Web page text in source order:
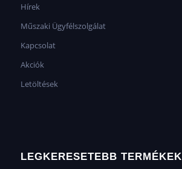
Hírek
Műszaki Ügyfélszolgálat
Kapcsolat
Akciók
Letöltések
LEGKERESETEBB TERMÉKEK